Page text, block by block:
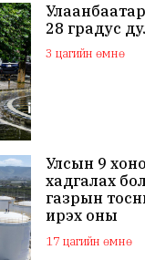
28 градус
3 цагийн өмнө
Улсын 9
хадгалах
газрын
ирэх оны
ашиглалтад
17 цагийн өмнө